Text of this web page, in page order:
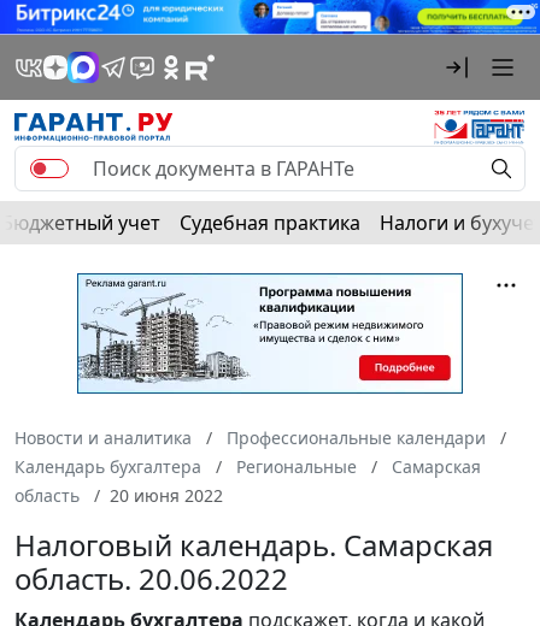
Бюджетный учет Судебная практика Налоги и
Новости и аналитика
Профессиональные календари
Календарь бухгалтера
Региональные
Самарская
область
20 июня 2022
Налоговый календарь. Самарская
область. 20.06.2022
Календарьбухгалтера подскажет, когда и какой